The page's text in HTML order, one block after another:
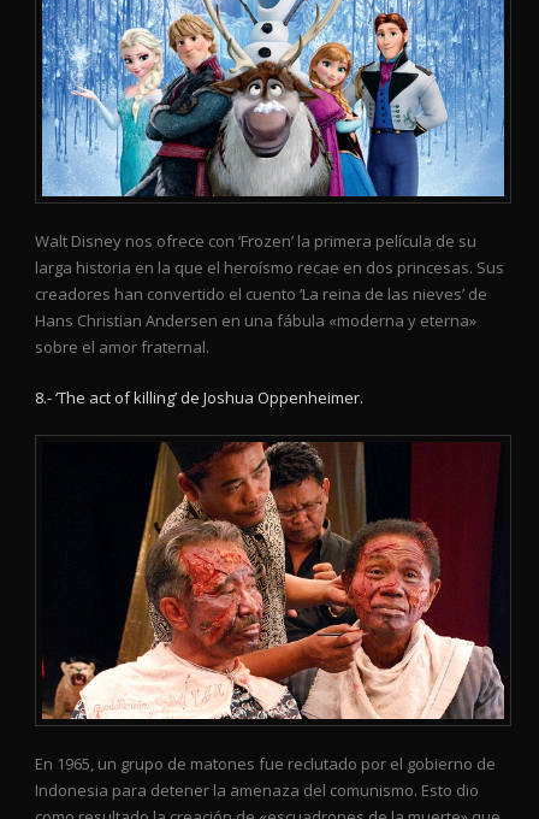
Walt Disney nos ofrece con ‘Frozen’ la primera película de su
larga historia en la que el heroísmo recae en dos princesas. Sus
creadores han convertido el cuento ‘La reina de las nieves’ de
Hans Christian Andersen en una fábula «moderna y eterna»
sobre el amor fraternal.
8.- ‘The act of killing’ de Joshua Oppenheimer.
En 1965, un grupo de matones fue reclutado por el gobierno de
Indonesia para detener la amenaza del comunismo. Esto dio